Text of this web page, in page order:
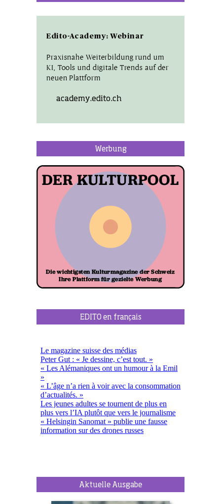
Edito-Academy: Webinar
Praxisnahe Weiterbildung rund um
KI, Tools und digitale Trends auf der
neuen Plattform
academy.edito.ch
Werbung
EDITO en français
Aktuelle Ausgabe